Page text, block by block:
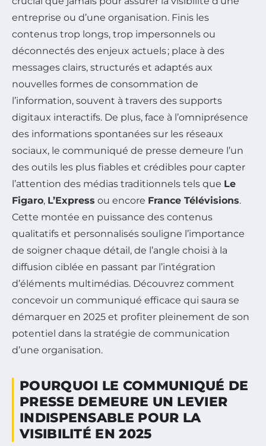
entreprise ou d’une organisation. Finis les
contenus trop longs, trop impersonnels ou
déconnectés des enjeux actuels ; place à des
messages clairs, structurés et adaptés aux
nouvelles formes de consommation de
l’information, souvent à travers des supports
digitaux interactifs. De plus, face à l’omniprésence
des informations spontanées sur les réseaux
sociaux, le communiqué de presse demeure l’un
des outils les plus fiables et crédibles pour capter
l’attention des médias traditionnels tels que Le
Figaro, L’Express ou encore France Télévisions.
Cette montée en puissance des contenus
qualitatifs et personnalisés souligne l’importance
de soigner chaque détail, de l’angle choisi à la
diffusion ciblée en passant par l’intégration
d’éléments multimédias. Découvrez comment
concevoir un communiqué efficace qui saura se
démarquer en 2025 et profiter pleinement de son
potentiel dans la stratégie de communication
d’une organisation.
POURQUOI LE COMMUNIQUÉ DE
PRESSE DEMEURE UN LEVIER
INDISPENSABLE POUR LA
VISIBILITÉ EN 2025